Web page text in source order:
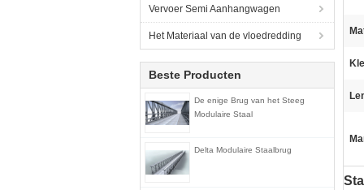
Vervoer Semi Aanhangwagen
Het Materiaal van de vloedredding
Beste Producten
De enige Brug van het Steeg
Modulaire Staal
Delta Modulaire Staalbrug